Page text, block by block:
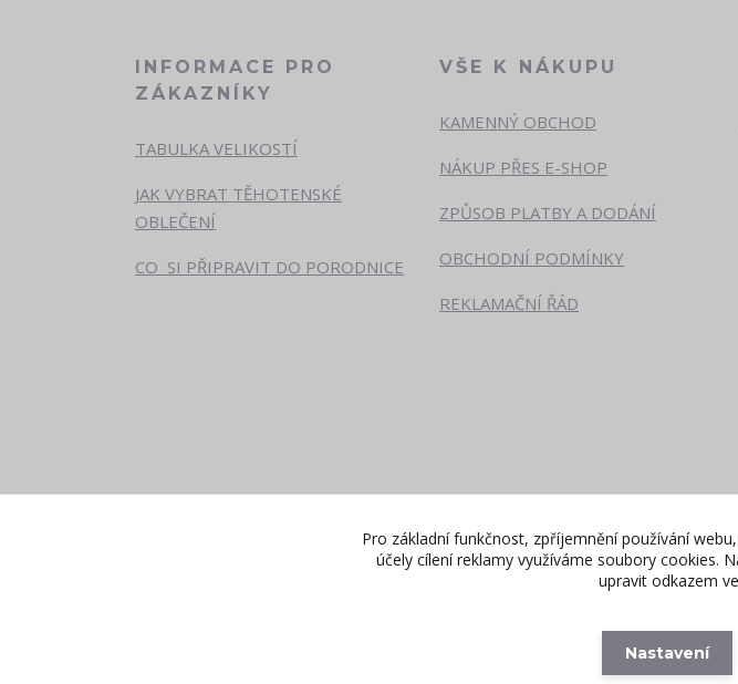
INFORMACE PRO
ZÁKAZNÍKY
TABULKA VELIKOSTÍ
JAK VYBRAT TĚHOTENSKÉ
OBLEČENÍ
CO SI PŘIPRAVIT DO PORODNICE
VŠE K NÁKUPU
KAMENNÝ OBCHOD
NÁKUP PŘES E-SHOP
ZPŮSOB PLATBY A DODÁNÍ
OBCHODNÍ PODMÍNKY
REKLAMAČNÍ ŘÁD
Pro základní funkčnost, zpříjemnění používání
účely cílení reklamy využíváme soubory cookies.
upravit odkazem
Nastavení